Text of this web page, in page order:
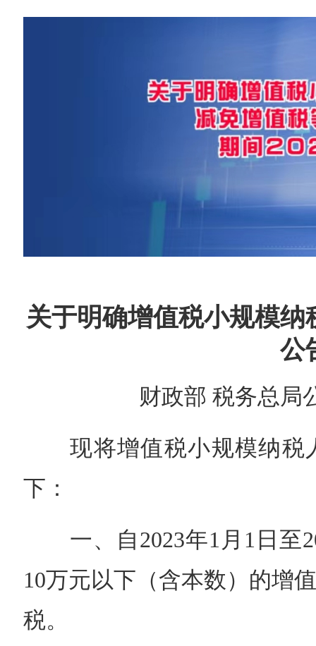
关于明确增值税小规模
公
财政部 税务总局
现将增值税小规模纳税
下：
一、自2023年1月1日至
10万元以下（含本数）的增
税。